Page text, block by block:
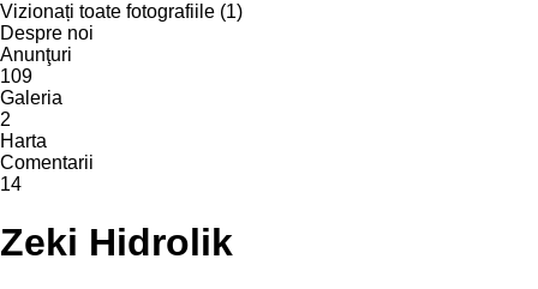
Vizionați toate fotografiile (1)
Despre noi
Anunţuri
109
Galeria
2
Harta
Comentarii
14
Zeki Hidrolik